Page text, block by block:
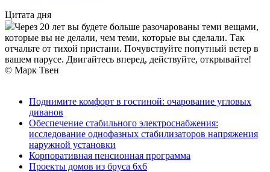
Цитата дня
Через 20 лет вы будете больше разочарованы теми вещами,
которые вы не делали, чем теми, которые вы сделали. Так
отчальте от тихой пристани. Почувствуйте попутный ветер в
вашем парусе. Двигайтесь вперед, действуйте, открывайте!
© Марк Твен
Поднимите комфорт в гостиной: очарование угловых
диванов
Обеспечение стабильного электроснабжения:
исследование однофазных стабилизаторов напряжения
наружной установки
Корпоративная пенсионная программа
Проекты домов из бруса 6х6